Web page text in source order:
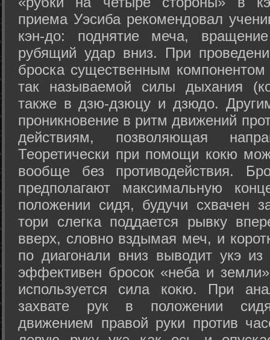
приема Уэсиба рекомендовал
кэн-до: поднятие меча,
рубящий удар вниз. При
броска существенным компонентом
так называемой силы дыхания
также в дзю-дзюцу и дзюдо.
проникновение в ритм движений
действиям, позволяющая
Теоретически при помощи кокю
вообще без противодействия.
предполагают максимальную
положении сидя, будучи схвачен
тори слегка поддается рывку
вверх, словно вздымая меч, и
по диагонали вниз выводит укэ
эффективен бросок «неба и
используется сила кокю. При
захвате рук в положении
движением правой руки против